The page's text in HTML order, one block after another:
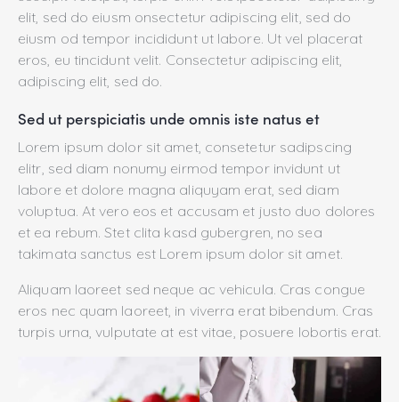
elit, sed do eiusm onsectetur adipiscing elit, sed do
eiusm od tempor incididunt ut labore. Ut vel placerat
eros, eu tincidunt velit. Consectetur adipiscing elit,
adipiscing elit, sed do.
Sed ut perspiciatis unde omnis iste natus et
Lorem ipsum dolor sit amet, consetetur sadipscing
elitr, sed diam nonumy eirmod tempor invidunt ut
labore et dolore magna aliquyam erat, sed diam
voluptua. At vero eos et accusam et justo duo dolores
et ea rebum. Stet clita kasd gubergren, no sea
takimata sanctus est Lorem ipsum dolor sit amet.
Aliquam laoreet sed neque ac vehicula. Cras congue
eros nec quam laoreet, in viverra erat bibendum. Cras
turpis urna, vulputate at est vitae, posuere lobortis erat.